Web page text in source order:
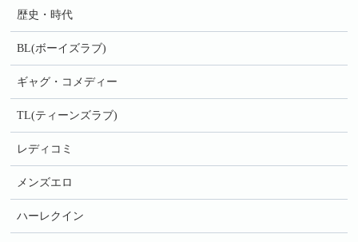
歴史・時代
BL(ボーイズラブ)
ギャグ・コメディー
TL(ティーンズラブ)
レディコミ
メンズエロ
ハーレクイン